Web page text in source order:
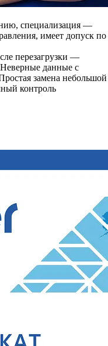
специализация —
имеет допуск по
перезагрузки —
данные с
замена небольшой
контроль